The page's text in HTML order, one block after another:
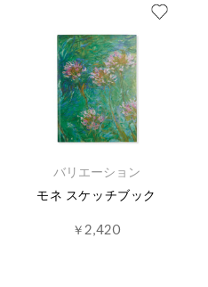
バリエーション
モネ スケッチブック
￥2,420